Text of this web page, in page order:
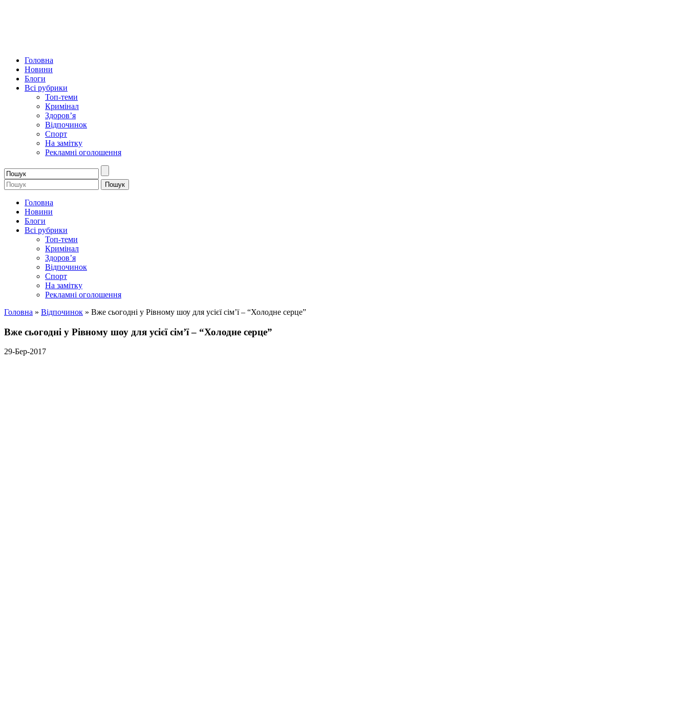
Головна
Новини
Блоги
Всі рубрики
Топ-теми
Кримінал
Здоров’я
Відпочинок
Спорт
На замітку
Рекламні оголошення
Головна
Новини
Блоги
Всі рубрики
Топ-теми
Кримінал
Здоров’я
Відпочинок
Спорт
На замітку
Рекламні оголошення
Головна » Відпочинок » Вже сьогодні у Рівному шоу для усієї сім’ї – “Холодне серце”
Вже сьогодні у Рівному шоу для усієї сім’ї – “Холодне серце”
29-Бер-2017